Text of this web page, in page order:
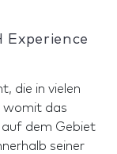
Experience
die in vielen
womit das
auf dem Gebiet
seiner